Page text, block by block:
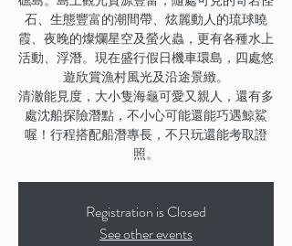
石、生態豐富的潮間帶、炫麗動人的琉球曉
霞、夜晚的燦爛星空及螢火蟲，更有各種水上
活動、浮潛。現在盛行假日機車環島，四處悠
遊欣賞漁村風光及沿途景緻。
清澈能見度，大小隻海龜可愛又親人，還有多
處沈船探險潛點，不小心可能還能巧遇鯨鯊
喔！行程搭配船潛專長，不只玩還能考取證
照。
Registration is Closed
See other events